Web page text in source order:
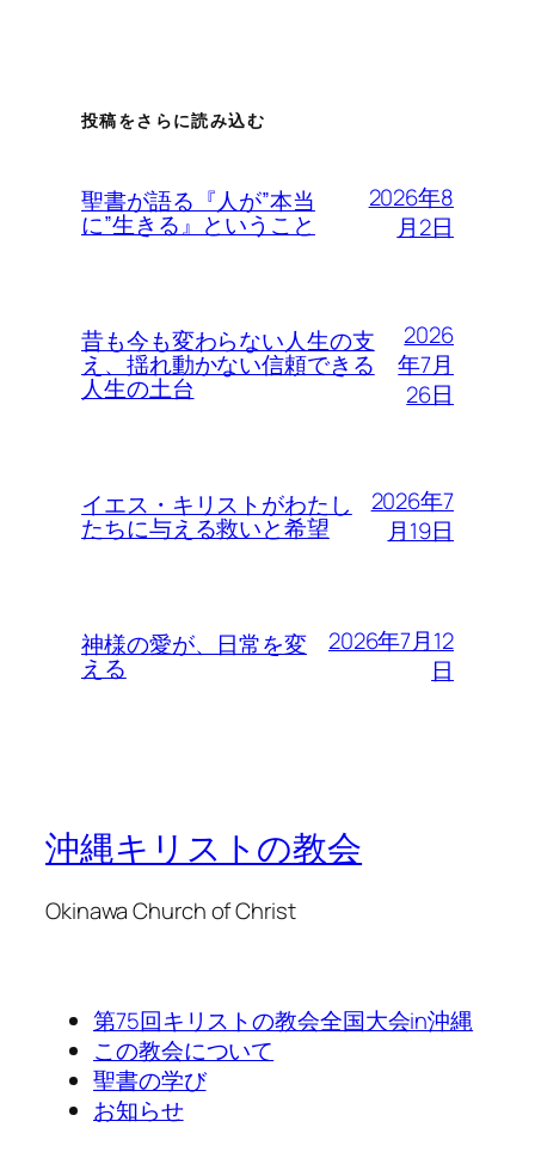
投稿をさらに読み込む
聖書が語る『人が”本当
に”生きる』ということ
2026年8
月2日
昔も今も変わらない人生の支
え、揺れ動かない信頼できる
人生の土台
2026
年7月
26日
イエス・キリストがわたし
たちに与える救いと希望
2026年7
月19日
神様の愛が、日常を変
える
2026年7月12
日
沖縄キリストの教会
Okinawa Church of Christ
第75回キリストの教会全国大会in沖縄
この教会について
聖書の学び
お知らせ